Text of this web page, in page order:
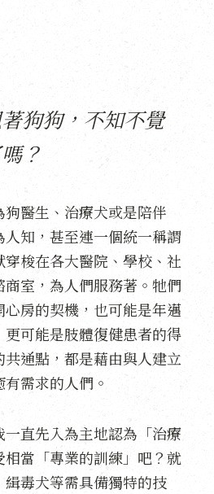
狗狗，不知不覺
？
醫生、治療犬或是陪伴
知，甚至連一個統一稱謂
梭在各大醫院、學校、社
室，為人們服務著。牠們
房的契機，也可能是年邁
可能是肢體復健患者的得
通點，都是藉由與人建立
需求的人們。
直先入為主地認為「治療
當「專業的訓練」吧？就
毒犬等需具備獨特的技